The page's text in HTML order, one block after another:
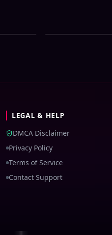
2026 Zip
LEGAL & HELP
DMCA Disclaimer
Privacy Policy
Terms of Service
Contact Support